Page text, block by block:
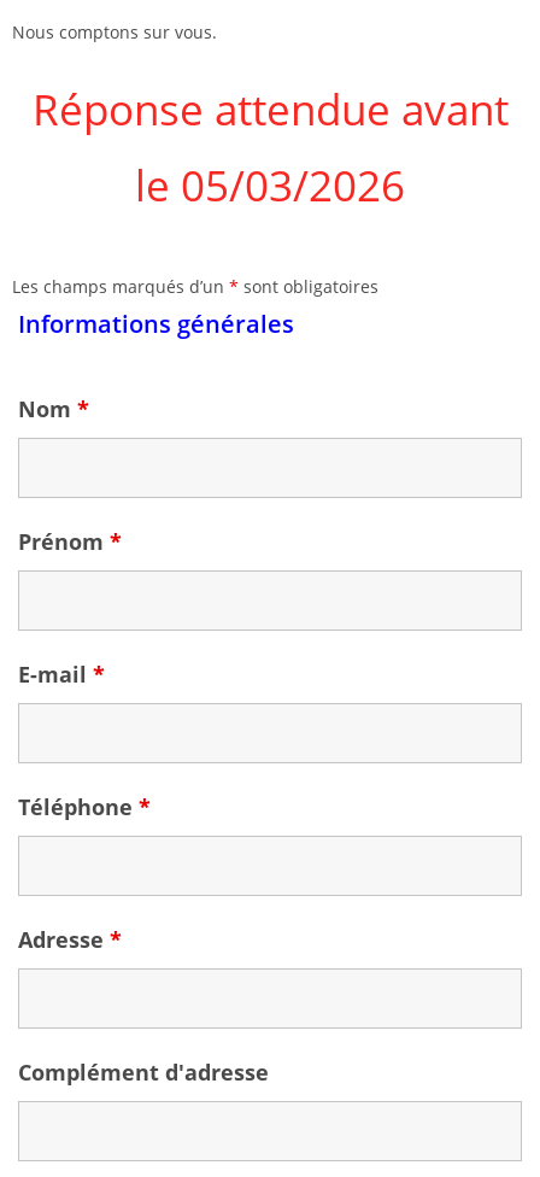
Nous comptons sur vous.
Réponse attendue avant
le 05/03/2026
Les champs marqués d’un * sont obligatoires
Informations générales
Nom *
Prénom *
E-mail *
Téléphone *
Adresse *
Complément d'adresse